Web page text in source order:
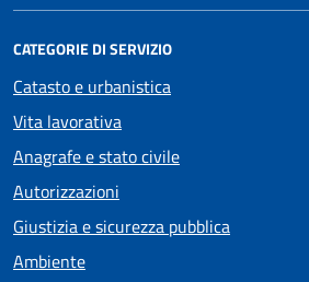
CATEGORIE DI SERVIZIO
Catasto e urbanistica
Vita lavorativa
Anagrafe e stato civile
Autorizzazioni
Giustizia e sicurezza pubblica
Ambiente